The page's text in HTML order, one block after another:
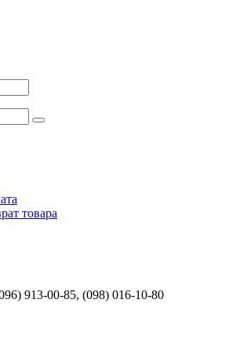
товара
913-00-85, (098) 016-10-80